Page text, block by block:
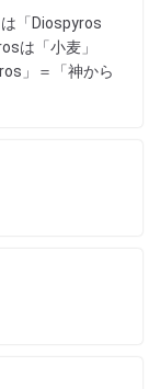
「Diospyros
は「小麦」
」＝「神から